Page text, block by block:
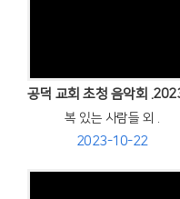
복 있는 사람들 외 .
2023-10-22